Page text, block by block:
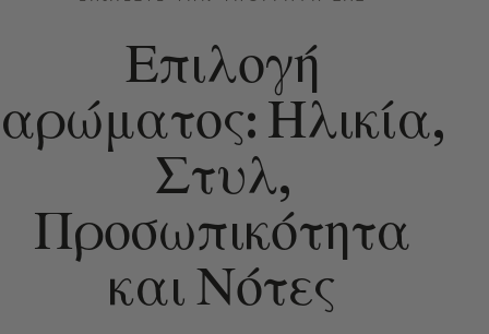
Επιλογή
αρώματος: Ηλικία,
Στυλ,
Προσωπικότητα
και Νότες